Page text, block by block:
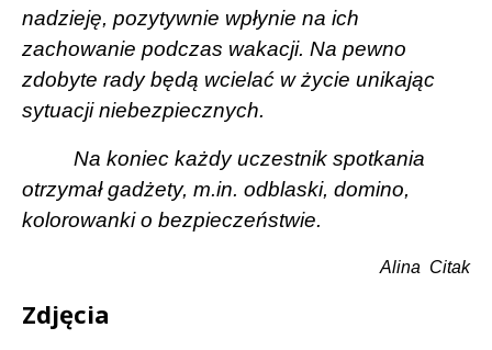
nadzieję, pozytywnie wpłynie na ich
zachowanie podczas wakacji. Na pewno
zdobyte rady będą wcielać w życie unikając
sytuacji niebezpiecznych.
Na koniec każdy uczestnik spotkania
otrzymał gadżety, m.in. odblaski, domino,
kolorowanki o bezpieczeństwie.
Alina Citak
Zdjęcia